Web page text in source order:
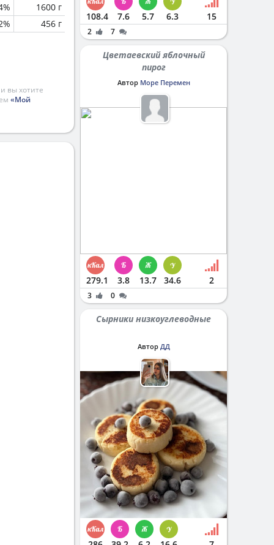
1600 г
456 г
вы хотите
«Мой
108.4 7.6 5.7 6.3 15
2 7
Цветаевский яблочный
пирог
Автор Море Перемен
279.1 3.8 13.7 34.6 2
3 0
Сырники низкоуглеводные
Автор ДД